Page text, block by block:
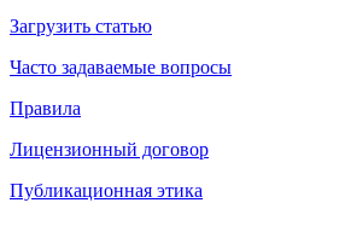
Загрузить статью
Часто задаваемые вопросы
Правила
Лицензионный договор
Публикационная этика